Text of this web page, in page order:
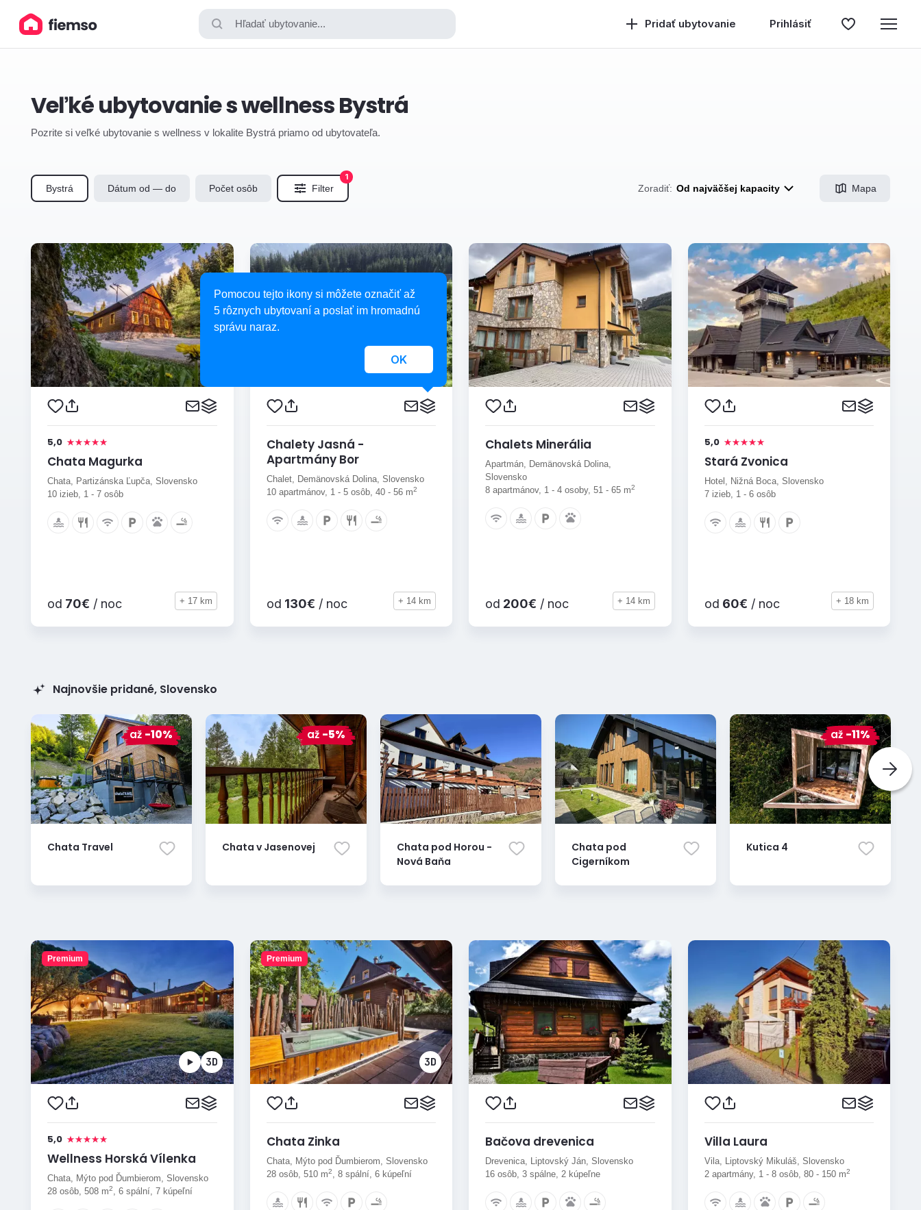
Hľadať ubytovanie... Pridať ubytovanie Prihlásiť
Veľké ubytovanie s wellness Bystrá
Pozrite si veľké ubytovanie s wellness v lokalite Bystrá priamo od ubytovateľa.
Bystrá Dátum od — do Počet osôb Filter
1
Zoradiť: Od najväčšej kapacity Mapa
5,0
Chata Magurka
Chata, Partizánska Ľupča, Slovensko
10 izieb, 1 - 7 osôb
od 70€ / noc + 17 km
Chalety Jasná -
Apartmány Bor
Chalet, Demänovská Dolina, Slovensko
10 apartmánov, 1 - 5 osôb, 40 - 56 m2
od 130€ / noc + 14 km
Chalets Minerália
Apartmán, Demänovská Dolina,
Slovensko
8 apartmánov, 1 - 4 osoby, 51 - 65 m2
od 200€ / noc + 14 km
5,0
Stará Zvonica
Hotel, Nižná Boca, Slovensko
7 izieb, 1 - 6 osôb
od 60€ / noc + 18 km
Najnovšie pridané, Slovensko
Chata Travel
až -10%
Chata v Jasenovej
až -5%
Chata pod Horou -
Nová Baňa
Chata pod
Cigerníkom
Kutica 4
až -11%
5,0
Wellness Horská Vílenka
Chata, Mýto pod Ďumbierom, Slovensko
28 osôb, 508 m2, 6 spální, 7 kúpeľní
Premium
Chata Zinka
Chata, Mýto pod Ďumbierom, Slovensko
28 osôb, 510 m2, 8 spální, 6 kúpeľní
Premium
Bačova drevenica
Drevenica, Liptovský Ján, Slovensko
16 osôb, 3 spálne, 2 kúpeľne
Villa Laura
Vila, Liptovský Mikuláš, Slovensko
2 apartmány, 1 - 8 osôb, 80 - 150 m2
Pomocou tejto ikony si môžete označiť až
5 rôznych ubytovaní a poslať im hromadnú
správu naraz.
OK